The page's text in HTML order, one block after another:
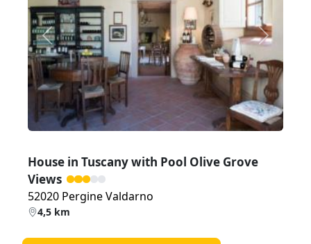
Zurück Weiter
House in Tuscany with Pool Olive Grove
Views
52020 Pergine Valdarno
4,5 km